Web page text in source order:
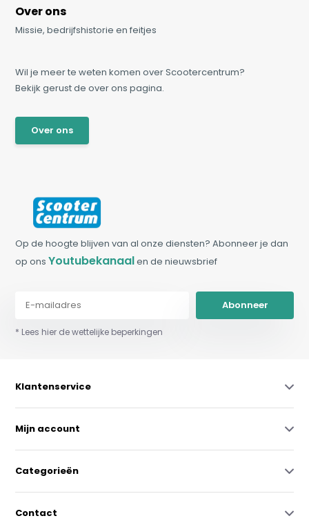
Over ons
Missie, bedrijfshistorie en feitjes
Wil je meer te weten komen over Scootercentrum?
Bekijk gerust de over ons pagina.
Over ons
Op de hoogte blijven van al onze diensten? Abonneer je dan
op onsYoutubekanaalen de nieuwsbrief
Abonneer
* Lees hier de wettelijke beperkingen
Klantenservice
Mijn account
Categorieën
Contact